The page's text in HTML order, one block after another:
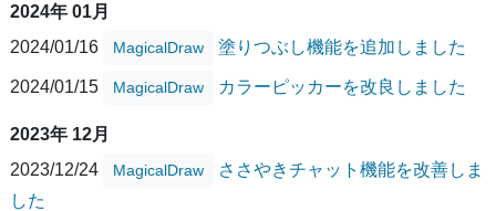
2024年 01月
2024/01/16
MagicalDraw 塗りつぶし機能を追加しました
2024/01/15 MagicalDraw カラーピッカーを改良しました
2023年 12月
2023/12/24
MagicalDraw
ささやきチャット機能を改善しま
した